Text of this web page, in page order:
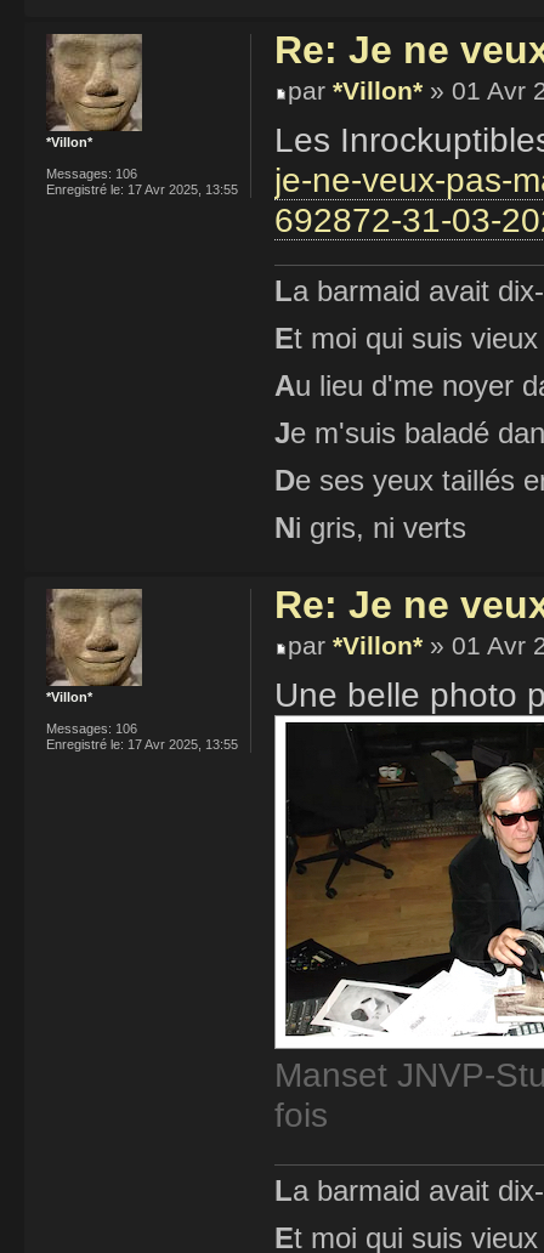
Re: Je ne
par *Villon* » 01 Avr
Les
je-ne-veux-pas-
692872-31-03-
La barmaid avait
Et moi qui suis
Au lieu d'me noyer
Je m'suis baladé
De ses yeux taillés
Ni gris, ni verts
*Villon*
Messages: 106
Enregistré le: 17 Avr 2025, 13:55
Re: Je ne
par *Villon* » 01 Avr
Une belle photo
Manset JNVP-
fois
La barmaid avait
Et moi qui suis
*Villon*
Messages: 106
Enregistré le: 17 Avr 2025, 13:55